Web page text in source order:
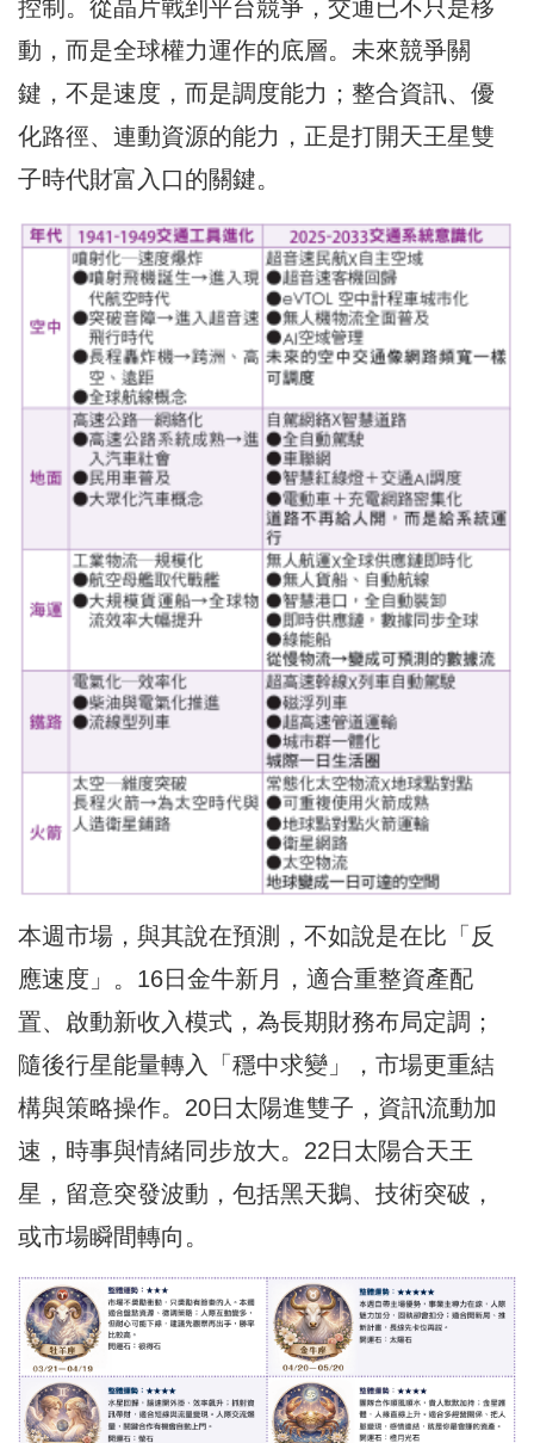
控制。從晶片戰到平台競爭，交通已不只是移
動，而是全球權力運作的底層。未來競爭關
鍵，不是速度，而是調度能力；整合資訊、優
化路徑、連動資源的能力，正是打開天王星雙
子時代財富入口的關鍵。
本週市場，與其說在預測，不如說是在比「反
應速度」。16日金牛新月，適合重整資產配
置、啟動新收入模式，為長期財務布局定調；
隨後行星能量轉入「穩中求變」，市場更重結
構與策略操作。20日太陽進雙子，資訊流動加
速，時事與情緒同步放大。22日太陽合天王
星，留意突發波動，包括黑天鵝、技術突破，
或市場瞬間轉向。